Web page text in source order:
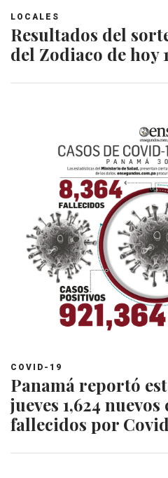
LOCALES
Resultados del
del Zodiaco de hoy
COVID-19
Panamá reportó
jueves 1,624 nuevos
fallecidos por